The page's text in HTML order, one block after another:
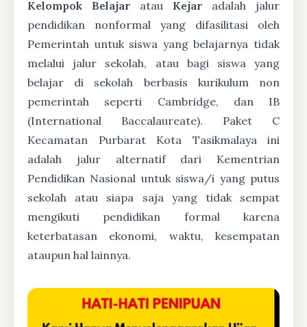
Kelompok Belajar atau Kejar adalah jalur
pendidikan nonformal yang difasilitasi oleh
Pemerintah untuk siswa yang belajarnya tidak
melalui jalur sekolah, atau bagi siswa yang
belajar di sekolah berbasis kurikulum non
pemerintah seperti Cambridge, dan IB
(International Baccalaureate). Paket C
Kecamatan Purbarat Kota Tasikmalaya ini
adalah jalur alternatif dari Kementrian
Pendidikan Nasional untuk siswa/i yang putus
sekolah atau siapa saja yang tidak sempat
mengikuti pendidikan formal karena
keterbatasan ekonomi, waktu, kesempatan
ataupun hal lainnya.